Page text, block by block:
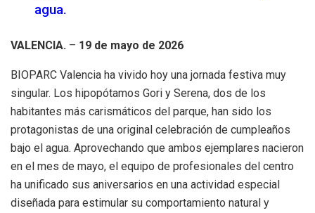
agua.
VALENCIA. – 19 de mayo de 2026
BIOPARC Valencia ha vivido hoy una jornada festiva muy
singular. Los hipopótamos Gori y Serena, dos de los
habitantes más carismáticos del parque, han sido los
protagonistas de una original celebración de cumpleaños
bajo el agua. Aprovechando que ambos ejemplares nacieron
en el mes de mayo, el equipo de profesionales del centro
ha unificado sus aniversarios en una actividad especial
diseñada para estimular su comportamiento natural y